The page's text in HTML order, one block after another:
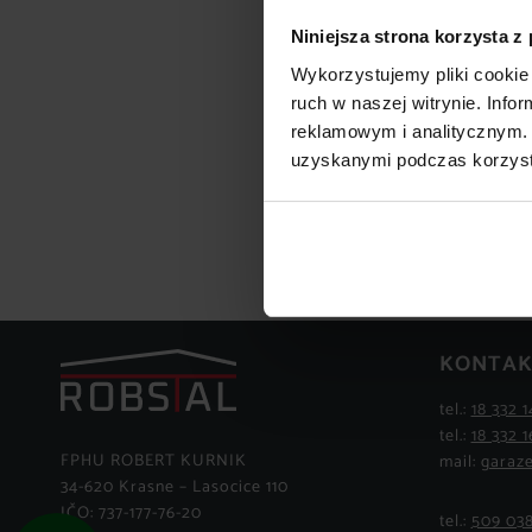
Niniejsza strona korzysta z
Wykorzystujemy pliki
ruch w naszej witrynie.
reklamowym i
uzyskanymi podczas
FPHU ROBERT KURNIK
34-620 Krasne – Lasocice 110
IČO: 737-177-76-20
tel.:18 332
tel.:18 332
mail:
tel.:509